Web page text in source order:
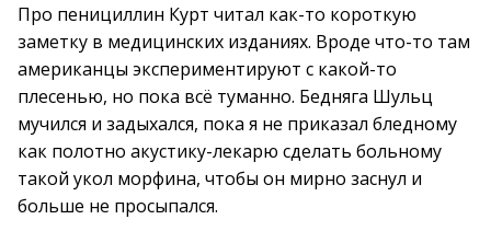
Про пенициллин Курт читал как-то короткую
заметку в медицинских изданиях. Вроде что-то там
американцы экспериментируют с какой-то
плесенью, но пока всё туманно. Бедняга Шульц
мучился и задыхался, пока я не приказал бледному
как полотно акустику-лекарю сделать больному
такой укол морфина, чтобы он мирно заснул и
больше не просыпался.